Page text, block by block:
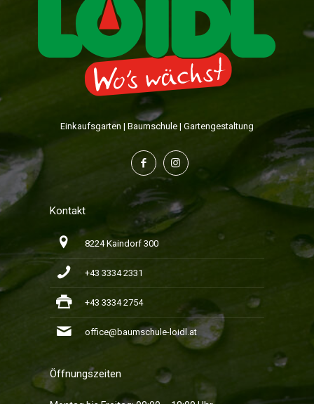
Einkaufsgarten | Baumschule | Gartengestaltung
Kontakt
8224 Kaindorf 300
+43 3334 2331
+43 3334 2754
office@baumschule-loidl.at
Öffnungszeiten